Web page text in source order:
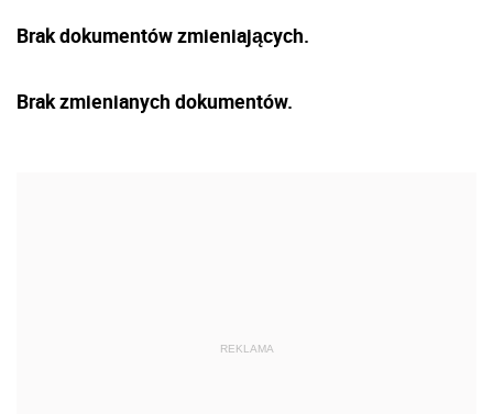
Brak dokumentów zmieniających.
Brak zmienianych dokumentów.